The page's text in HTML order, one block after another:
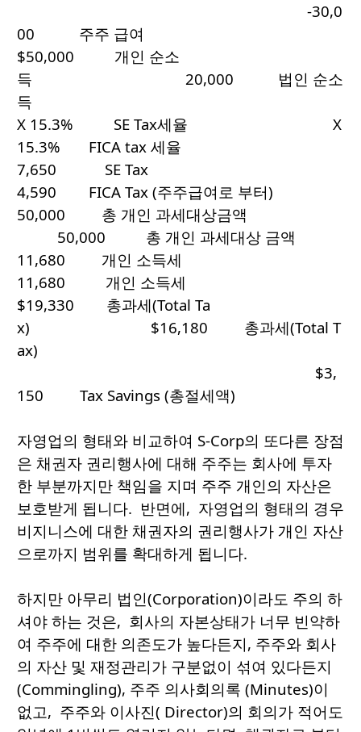
-30,0
00 주주 급여
$50,000 개인 순소
득 20,000 법인 순소
득
X 15.3% SE Tax세율 X
15.3% FICA tax 세율
7,650 SE Tax
4,590 FICA Tax (주주급여로 부터)
50,000 총 개인 과세대상금액
50,000 총 개인 과세대상 금액
11,680 개인 소득세
11,680 개인 소득세
$19,330 총과세(Total Ta
x) $16,180 총과세(Total T
ax)
$3,
150 Tax Savings (총절세액)
자영업의 형태와 비교하여 S-Corp의 또다른 장점
은 채권자 권리행사에 대해 주주는 회사에 투자
한 부분까지만 책임을 지며 주주 개인의 자산은
보호받게 됩니다. 반면에, 자영업의 형태의 경우
비지니스에 대한 채권자의 권리행사가 개인 자산
으로까지 범위를 확대하게 됩니다.
하지만 아무리 법인(Corporation)이라도 주의 하
셔야 하는 것은, 회사의 자본상태가 너무 빈약하
여 주주에 대한 의존도가 높다든지, 주주와 회사
의 자산 및 재정관리가 구분없이 섞여 있다든지
(Commingling), 주주 의사회의록 (Minutes)이
없고, 주주와 이사진( Director)의 회의가 적어도